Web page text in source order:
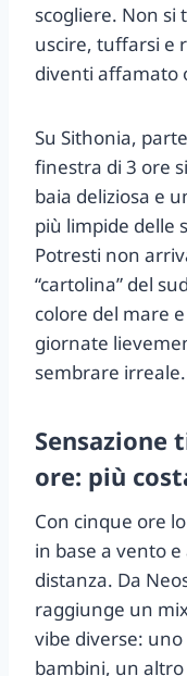
scogliere. Non
uscire, tuffarsi e
diventi affamato
Su Sithonia,
finestra di 3 ore
baia deliziosa e
più limpide delle
Potresti non
“cartolina” del
colore del mare
giornate
sembrare irreale.
Sensazione
ore: più
Con cinque ore
in base a vento
distanza. Da
raggiunge un
vibe diverse:
bambini, un